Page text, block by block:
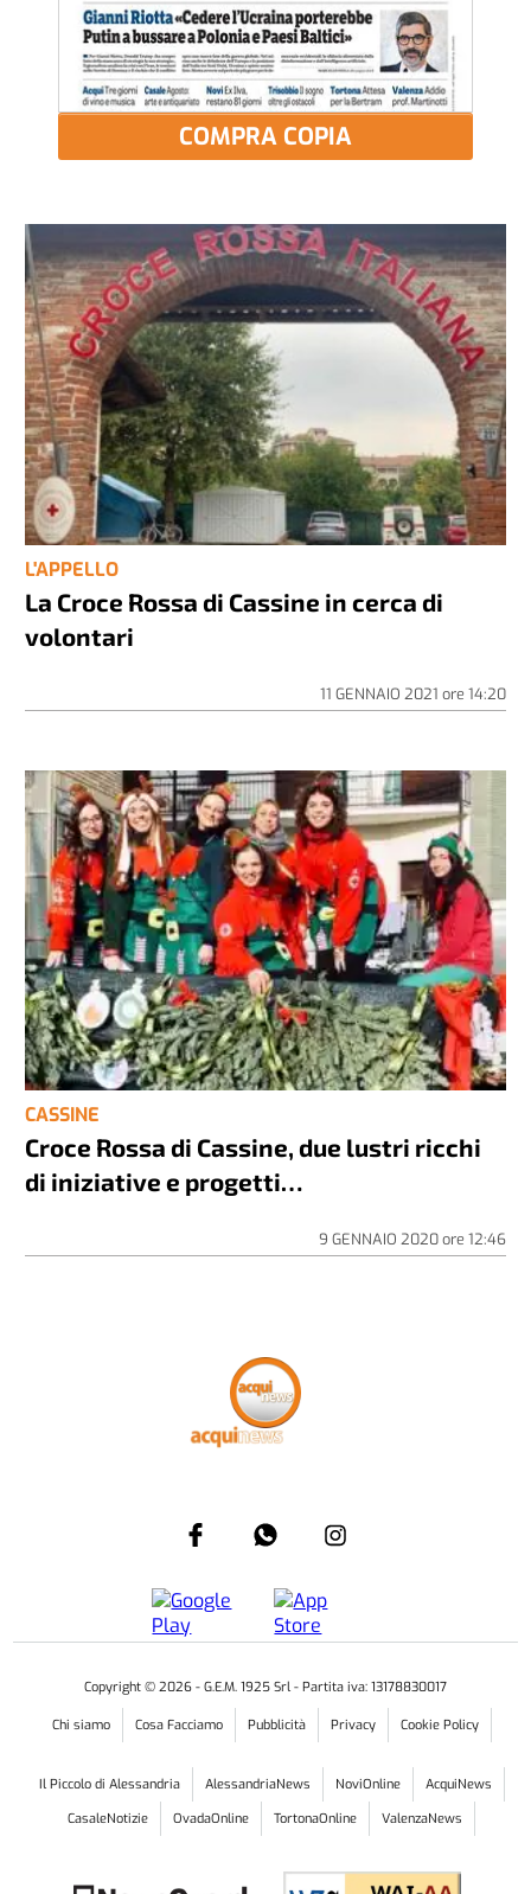
COMPRA COPIA
L'APPELLO
La Croce Rossa di Cassine in cerca di
volontari
11 GENNAIO 2021 ore 14:20
CASSINE
Croce Rossa di Cassine, due lustri ricchi
di iniziative e progetti…
9 GENNAIO 2020ore 12:46
Copyright © 2026 - G.E.M. 1925 Srl - Partita iva: 13178830017
Chi siamo Cosa Facciamo Pubblicità Privacy Cookie Policy
Il Piccolo di Alessandria AlessandriaNews NoviOnline
AcquiNews
CasaleNotizie
OvadaOnline TortonaOnline ValenzaNews